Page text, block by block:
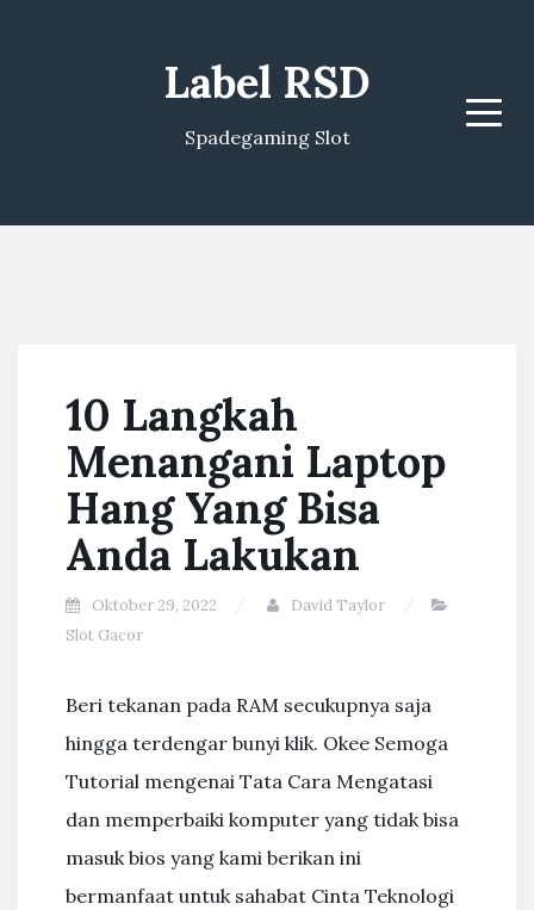
Label RSD
Spadegaming Slot
Menu
10 Langkah
Menangani Laptop
Hang Yang Bisa
Anda Lakukan
Oktober 29, 2022
David Taylor
Slot Gacor
Beri tekanan pada RAM secukupnya saja
hingga terdengar bunyi klik. Okee Semoga
Tutorial mengenai Tata Cara Mengatasi
dan memperbaiki komputer yang tidak bisa
masuk bios yang kami berikan ini
bermanfaat untuk sahabat Cinta Teknologi